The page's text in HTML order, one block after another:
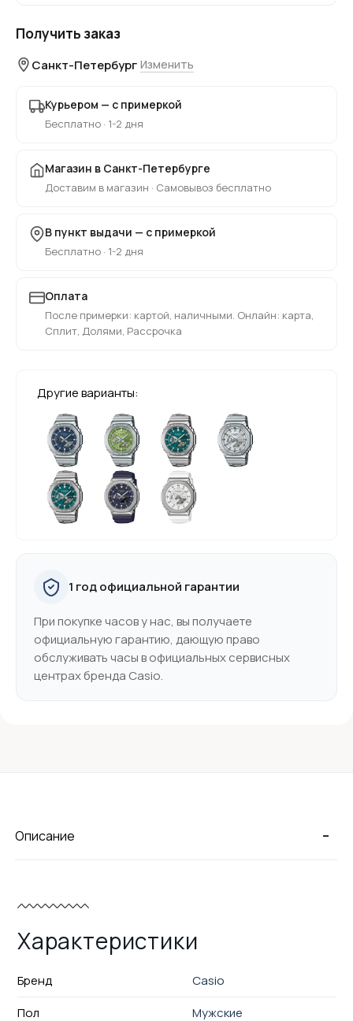
Получить заказ
Санкт-Петербург Изменить
Курьером — с примеркой
Бесплатно · 1-2 дня
Магазин в Санкт-Петербурге
Доставим в магазин · Самовывоз бесплатно
В пункт выдачи — с примеркой
Бесплатно · 1-2 дня
Оплата
После примерки: картой, наличными. Онлайн: карта,
Сплит, Долями, Рассрочка
Другие варианты:
1 год официальной гарантии
При покупке часов у нас, вы получаете
официальную гарантию, дающую право
обслуживать часы в официальных сервисных
центрах бренда Casio.
-
Описание
Характеристики
Бренд
Casio
Пол
Мужские